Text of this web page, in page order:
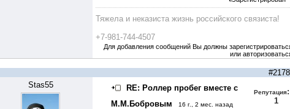
Тяжела и неказиста жизнь российского связиста!
+7-981-744-4507
Для добавления сообщений Вы должны
или
#2178
Stas55
RE: Роллер пробег вместе с
М.М.Бобровым
16 г., 2 мес. назад
Репутация:
1